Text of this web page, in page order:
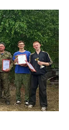
сборную
«Уралочки»